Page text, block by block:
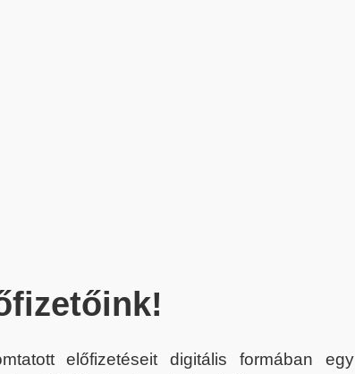
előfizetéseit digitális formában egy